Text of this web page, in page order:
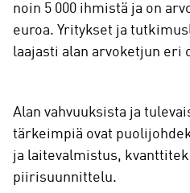
noin 5 000 ihmistä ja on
euroa. Yritykset ja
laajasti alan arvoketjun eri
Alan vahvuuksista ja
tärkeimpiä ovat
ja laitevalmistus,
piirisuunnittelu.